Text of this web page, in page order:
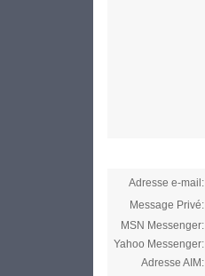
Adresse e-mail:
Message Privé:
MSN Messenger:
Yahoo Messenger:
Adresse AIM: